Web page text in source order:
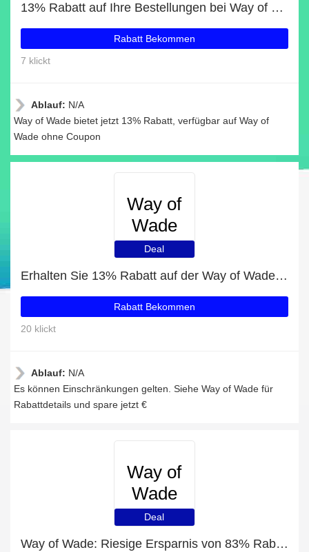
13% Rabatt auf Ihre Bestellungen bei Way of Wade
Rabatt Bekommen
7 klickt
Ablauf: N/A
Way of Wade bietet jetzt 13% Rabatt, verfügbar auf Way of
Wade ohne Coupon
Way of
Wade
Deal
Erhalten Sie 13% Rabatt auf der Way of Wade-Website
Rabatt Bekommen
20 klickt
Ablauf: N/A
Es können Einschränkungen gelten. Siehe Way of Wade für
Rabattdetails und spare jetzt €
Way of
Wade
Deal
Way of Wade: Riesige Ersparnis von 83% Rabatt auf die gesamte Seite